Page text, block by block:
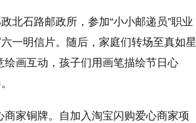
北石路邮政所，参加“小小邮递员”职业
一明信片。随后，家庭们转场至真如星
画互动，孩子们用画笔描绘节日心
家铜牌。自加入淘宝闪购爱心商家项